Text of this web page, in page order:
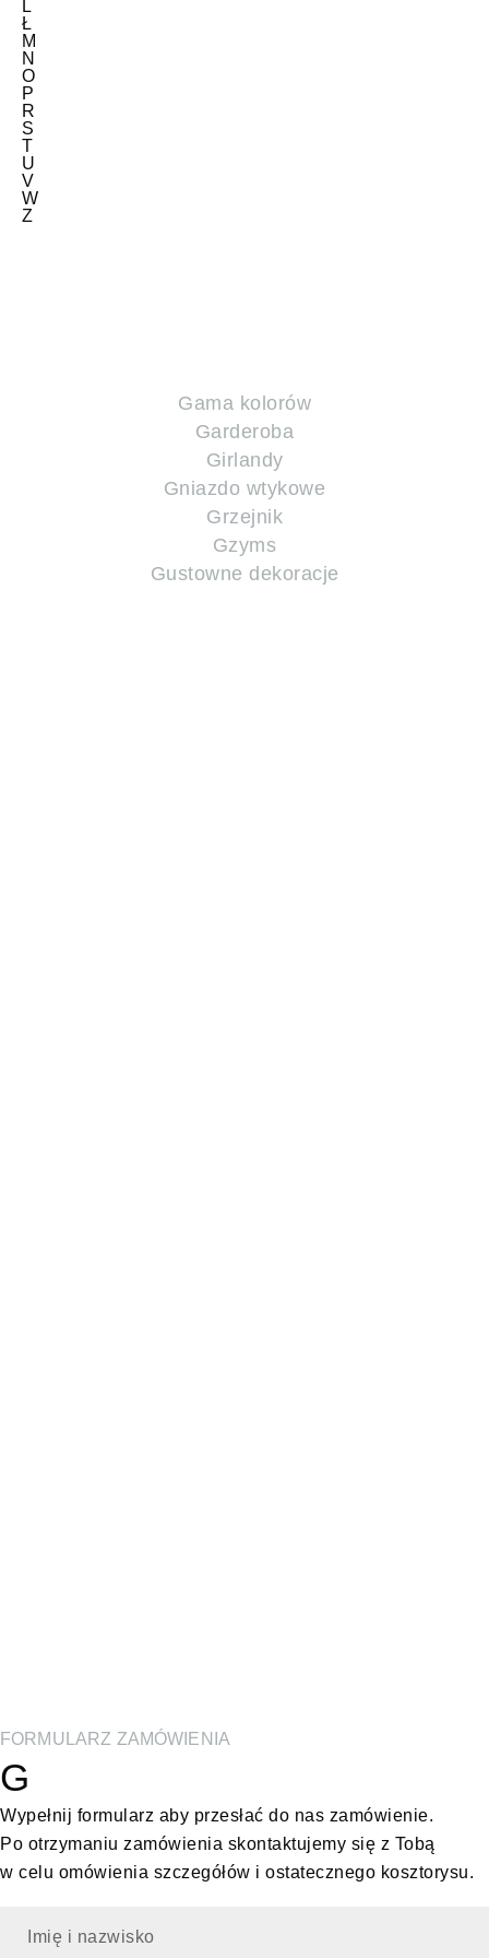
Gama kolorów
Garderoba
Girlandy
Gniazdo wtykowe
Grzejnik
Gzyms
Gustowne dekoracje
L
Ł
M
N
O
P
R
S
T
U
V
W
Z
FORMULARZ ZAMÓWIENIA
G
Wypełnij formularz aby przesłać do nas zamówienie.
Po otrzymaniu zamówienia skontaktujemy się z Tobą
w celu omówienia szczegółów i ostatecznego kosztorysu.